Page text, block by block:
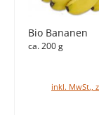
Bio Bananen
ca. 200 g
inkl. MwSt.,